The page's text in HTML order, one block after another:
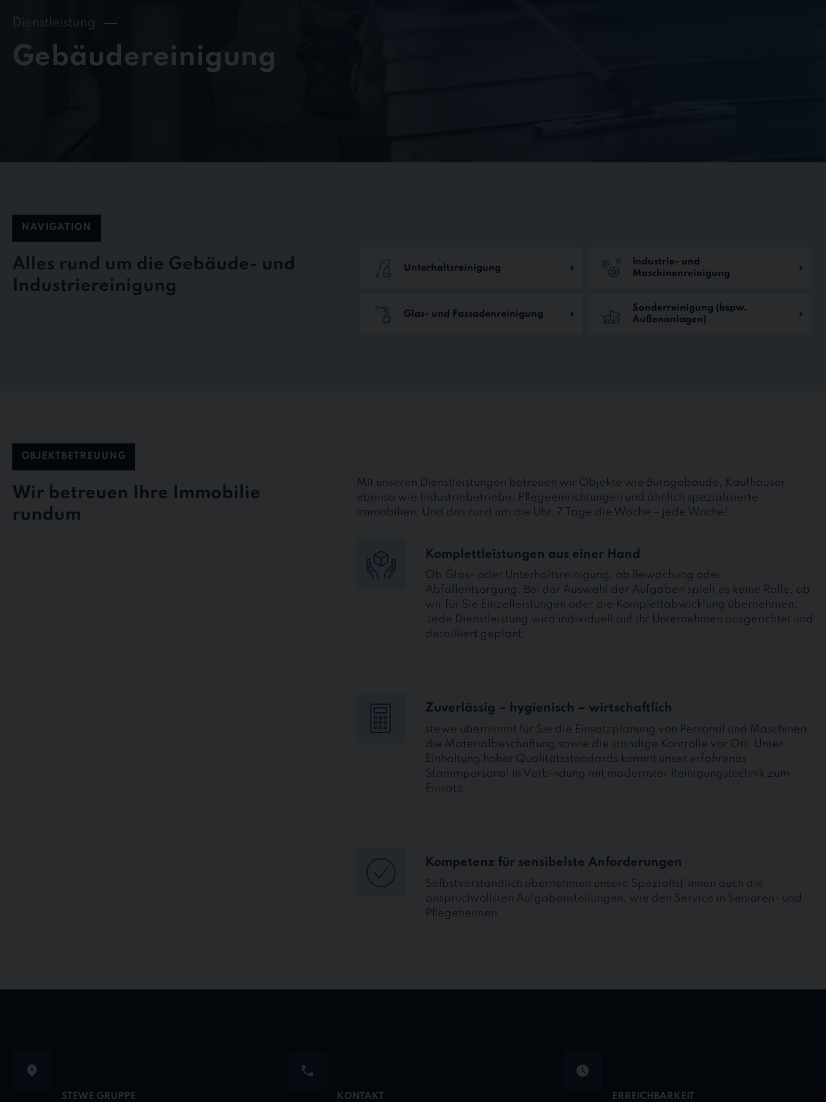
Dienstleistung
Gebäudereinigung
NAVIGATION
Alles rund um die Gebäude- und
Industriereinigung
Unterhaltsreinigung
Industrie- und
Maschinenreinigung
Glas- und Fassadenreinigung
Sonderreinigung (bspw.
Außenanlagen)
OBJEKTBETREUUNG
Wir betreuen Ihre Immobilie
rundum
Mit unseren Dienstleistungen betreuen wir Objekte wie Bürogebäude, Kaufhäuser
ebenso wie Industriebetriebe, Pflegeeinrichtungen und ähnlich spezialisierte
Immobilien. Und das rund um die Uhr, 7 Tage die Woche – jede Woche!
Komplettleistungen aus einer Hand
Ob Glas- oder Unterhaltsreinigung, ob Bewachung oder
Abfallentsorgung. Bei der Auswahl der Aufgaben spielt es keine Rolle, ob
wir für Sie Einzelleistungen oder die Komplettabwicklung übernehmen:
Jede Dienstleistung wird individuell auf Ihr Unternehmen ausgerichtet und
detailliert geplant.
Zuverlässig – hygienisch – wirtschaftlich
stewe übernimmt für Sie die Einsatzplanung von Personal und Maschinen,
die Materialbeschaffung sowie die ständige Kontrolle vor Ort. Unter
Einhaltung hoher Qualitätsstandards kommt unser erfahrenes
Stammpersonal in Verbindung mit modernster Reinigungstechnik zum
Einsatz.
Kompetenz für sensibelste Anforderungen
Selbstverständlich übernehmen unsere Spezialist*innen auch die
anspruchvollsten Aufgabenstellungen, wie den Service in Senioren- und
Pflegeheimen.
STEWE GRUPPE KONTAKT ERREICHBARKEIT